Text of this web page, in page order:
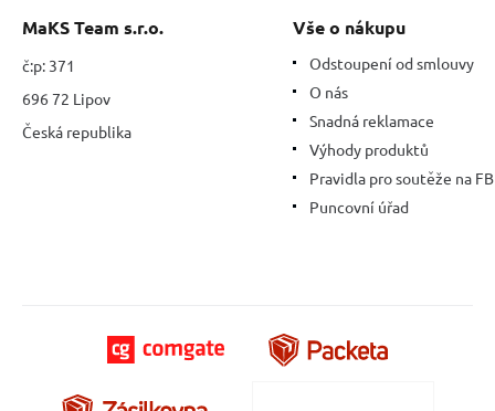
MaKS Team s.r.o.
č:p: 371
696 72 Lipov
Česká republika
Vše o nákupu
Odstoupení od smlouvy
O nás
Snadná reklamace
Výhody produktů
Pravidla pro soutěže na FB
Puncovní úřad